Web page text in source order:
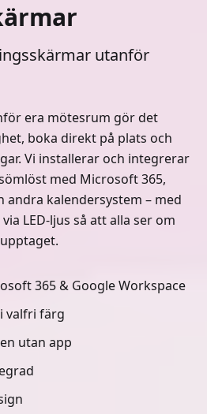
utanför
era mötesrum gör det
boka direkt på plats och
Vi installerar och integrerar
med Microsoft 365,
andra kalendersystem – med
LED-ljus så att alla ser om
365 & Google Workspace
valfri färg
utan app